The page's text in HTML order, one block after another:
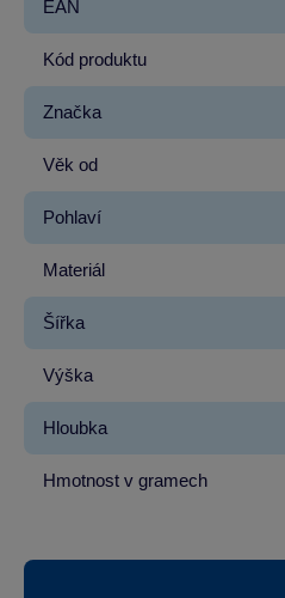
EAN
Kód produktu
Značka
Věk od
Pohlaví
Materiál
Šířka
Výška
Hloubka
Hmotnost v gramech